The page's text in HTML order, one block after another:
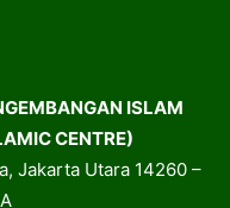
ISLAM
CENTRE)
Jakarta Utara 14260 –